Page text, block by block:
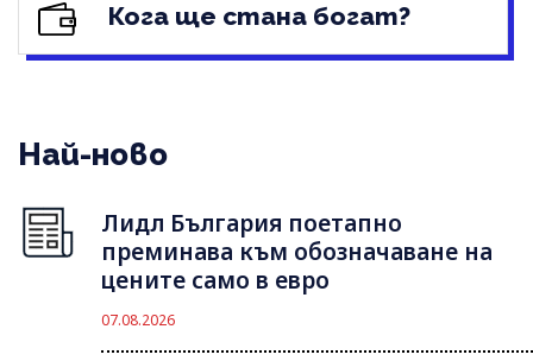
Кога ще стана богат?
Най-ново
Лидл България поетапно
преминава към обозначаване на
цените само в евро
07.08.2026